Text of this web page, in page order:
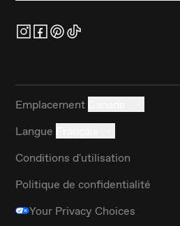
Emplacement
Langue
Conditions d'utilisation
Politique de confidentialité
Your Privacy Choices